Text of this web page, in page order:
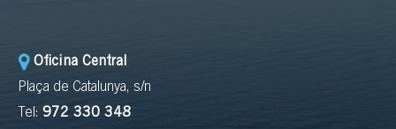
Oficina Central
Plaça de Catalunya, s/n
Tel: 972 330 348